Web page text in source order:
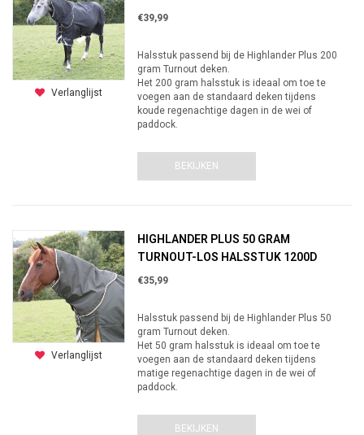
Verlanglijst
€39,99
Halsstuk passend bij de Highlander Plus 200
gram Turnout deken.
Het 200 gram halsstuk is ideaal om toe te
voegen aan de standaard deken tijdens
koude regenachtige dagen in de wei of
paddock.
BEKIJKEN
Verlanglijst
HIGHLANDER PLUS 50 GRAM
TURNOUT-LOS HALSSTUK 1200D
€35,99
Halsstuk passend bij de Highlander Plus 50
gram Turnout deken.
Het 50 gram halsstuk is ideaal om toe te
voegen aan de standaard deken tijdens
matige regenachtige dagen in de wei of
paddock.
BEKIJKEN